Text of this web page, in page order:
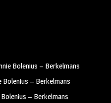
Bolenius – Berkelmans
Bolenius – Berkelmans
– Berkelmans